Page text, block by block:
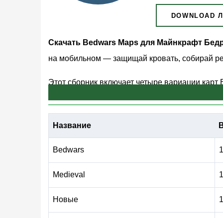
DOWNLOAD
Скачать Bedwars Maps для Майнкрафт
на мобильном — защищай кровать, собирай
Этот сборник включает четыре вариации
достаточно соревновательны, чтобы
Все карты бесплатны и работают на
Как Работает Bedwars
Игроки появляются на отдельных островах и
Название
Bedwars
Medieval
Новые